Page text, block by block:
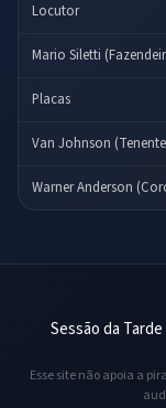
Locutor
Mario Siletti
Placas
Van Johnson
Warner Anderson
Sessão da
Esse site não apoia a